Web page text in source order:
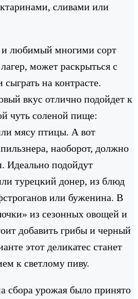
сливами или
любимый многими сорт
может раскрыться с
на контрасте.
вкус отлично подойдет к
чуть соленой пище:
мясу птицы. А вот
наоборот, должно
Идеально подойдут
турецкий донер, из блюд
или буженина. В
из сезонных овощей и
добавить грибы и черный
этот деликатес станет
к светлому пиву.
сбора урожая было принято